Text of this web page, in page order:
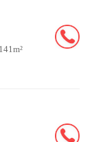
区，提高
房子的产
落户是很
原住户的
屋买卖合
后，大家